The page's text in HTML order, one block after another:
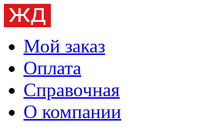
Мой заказ
Оплата
Справочная
О компании